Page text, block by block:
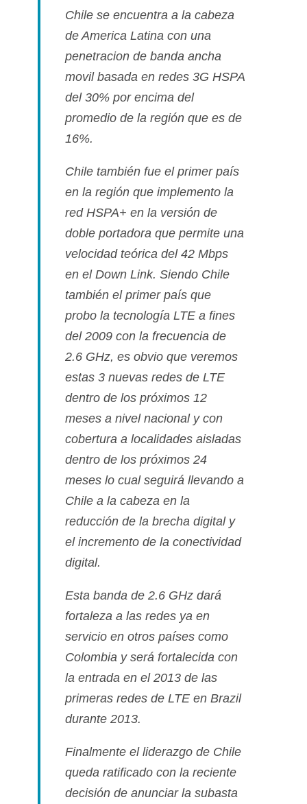
Chile se encuentra a la cabeza
de America Latina con una
penetracion de banda ancha
movil basada en redes 3G HSPA
del 30% por encima del
promedio de la región que es de
16%.
Chile también fue el primer paí­s
en la región que implemento la
red HSPA+ en la versión de
doble portadora que permite una
velocidad teórica del 42 Mbps
en el Down Link. Siendo Chile
también el primer paí­s que
probo la tecnologí­a LTE a fines
del 2009 con la frecuencia de
2.6 GHz, es obvio que veremos
estas 3 nuevas redes de LTE
dentro de los próximos 12
meses a nivel nacional y con
cobertura a localidades aisladas
dentro de los próximos 24
meses lo cual seguirá llevando a
Chile a la cabeza en la
reducción de la brecha digital y
el incremento de la conectividad
digital.
Esta banda de 2.6 GHz dará
fortaleza a las redes ya en
servicio en otros paí­ses como
Colombia y será fortalecida con
la entrada en el 2013 de las
primeras redes de LTE en Brazil
durante 2013.
Finalmente el liderazgo de Chile
queda ratificado con la reciente
decisión de anunciar la subasta